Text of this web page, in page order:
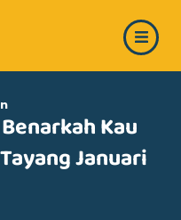
Kau
Januari